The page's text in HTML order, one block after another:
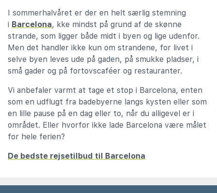
I sommerhalvåret er der en helt særlig stemning
i Barcelona, kke mindst på grund af de skønne
strande, som ligger både midt i byen og lige udenfor.
Men det handler ikke kun om strandene, for livet i
selve byen leves ude på gaden, på smukke pladser, i
små gader og på fortovscaféer og restauranter.
Vi anbefaler varmt at tage et stop i Barcelona, enten
som en udflugt fra badebyerne langs kysten eller som
en lille pause på en dag eller to, når du alligevel er i
området. Eller hvorfor ikke lade Barcelona være målet
for hele ferien?
De bedste rejsetilbud til Barcelona